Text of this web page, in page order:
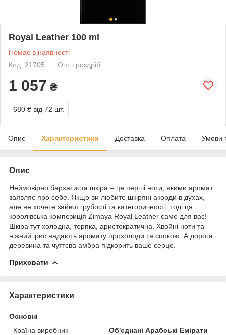
Royal Leather 100 ml
Немає в наявності
Код: 21705
Опт і роздріб
1 057 ₴
680 ₴ від 72 шт.
Опис Характеристики Доставка Оплата Умови
Опис
Неймовірно бархатиста шкіра – це перші ноти, якими аромат
заявляє про себе. Якщо ви любите шкіряні акорди в духах,
але не хочете зайвої грубості та категоричності, тоді ця
королівська композиція Zimaya Royal Leather саме для вас!
Шкіра тут холодна, терпка, аристократична. Хвойні ноти та
ніжний ірис надають аромату прохолоди та спокою. А дорога
деревина та чуттєва амбра підкорить ваше серце.
Приховати
Характеристики
Основні
Країна виробник
Об'єднані Арабські Емірати